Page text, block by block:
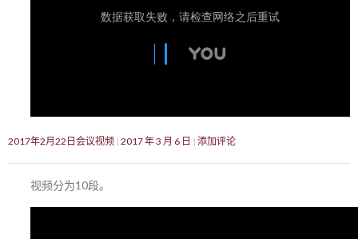
2017年2月22日会议视频 2017 年 3 月 6 日 添加评论
视频分为10段。